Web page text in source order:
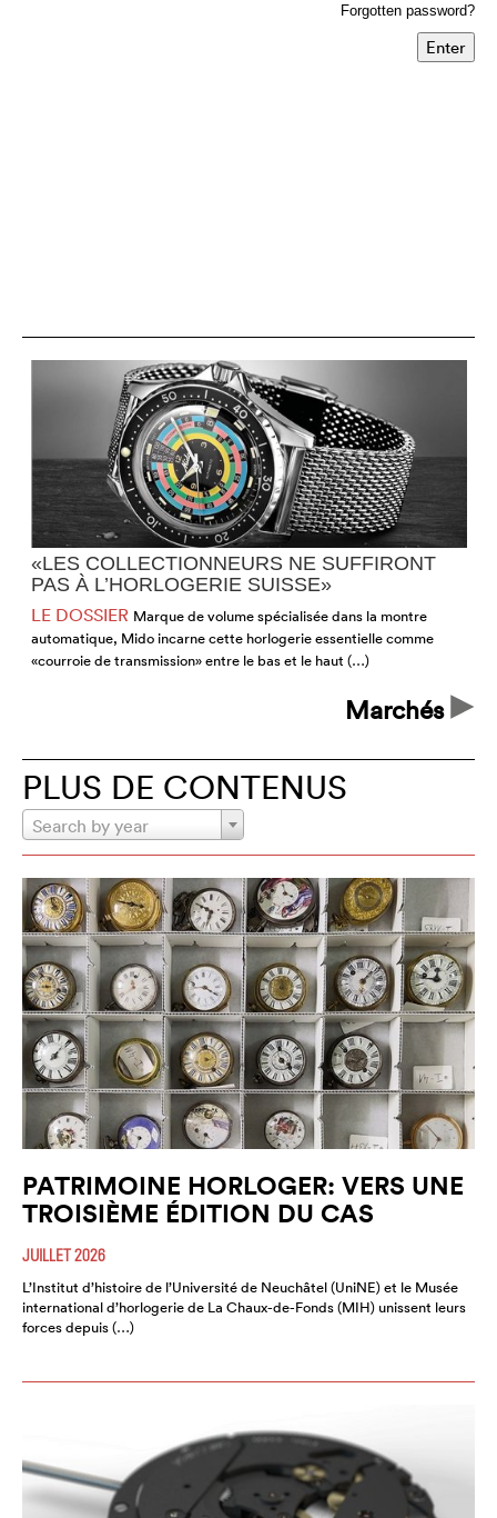
«LES COLLECTIONNEURS NE SUFFIRONT
PAS À L’HORLOGERIE SUISSE»
LE DOSSIER Marque de volume spécialisée dans la montre
automatique, Mido incarne cette horlogerie essentielle comme
«courroie de transmission» entre le bas et le haut (…)
Marchés
PLUS DE CONTENUS
Search by year
PATRIMOINE HORLOGER: VERS UNE
TROISIÈME ÉDITION DU CAS
JUILLET 2026
L’Institut d’histoire de l’Université de Neuchâtel (UniNE) et le Musée
international d’horlogerie de La Chaux-de-Fonds (MIH) unissent leurs
forces depuis (…)